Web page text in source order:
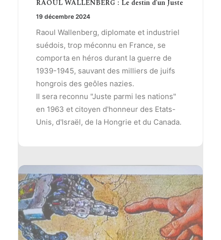
RAOUL WALLENBERG : Le destin d’un Juste
19 décembre 2024
Raoul Wallenberg, diplomate et industriel
suédois, trop méconnu en France, se
comporta en héros durant la guerre de
1939-1945, sauvant des milliers de juifs
hongrois des geôles nazies.
Il sera reconnu "Juste parmi les nations"
en 1963 et citoyen d'honneur des Etats-
Unis, d'Israël, de la Hongrie et du Canada.